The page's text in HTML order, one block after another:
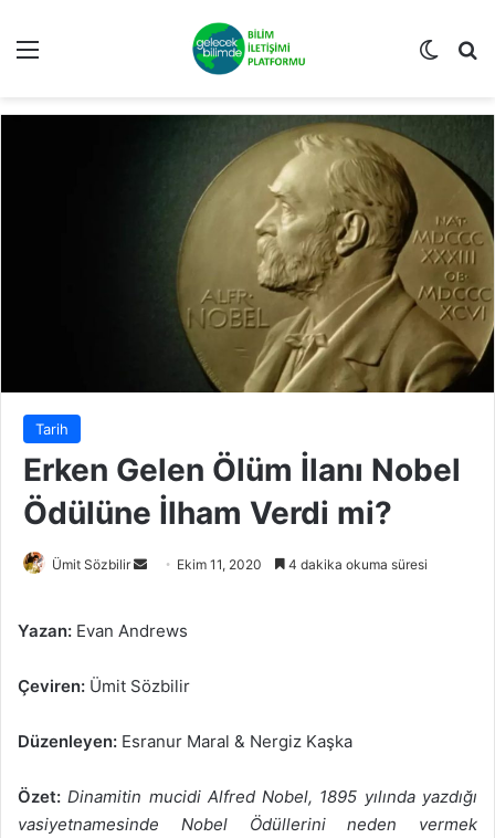
Menü Dış
Tarih
Erken Gelen Ölüm İlanı Nobel
Ödülüne İlham Verdi mi?
Ümit Sözbilir
Bir
göndermek
Ekim 11, 2020 4 dakika okuma süresi
Yazan: Evan Andrews
Çeviren: Ümit Sözbilir
Düzenleyen: Esranur Maral & Nergiz Kaşka
Özet: Dinamitin mucidi Alfred Nobel, 1895 yılında yazdığı
vasiyetnamesinde Nobel Ödüllerini neden vermek